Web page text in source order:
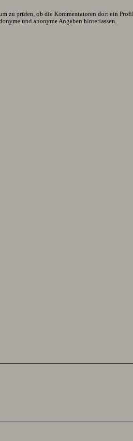
zu prüfen, ob die Kommentatoren dort ein
und anonyme Angaben hinterlassen.